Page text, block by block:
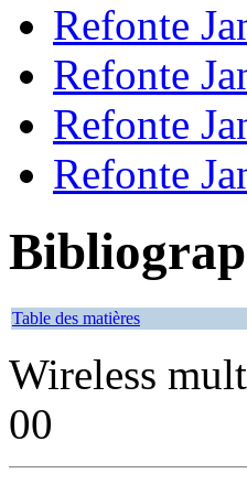
Refonte
Refonte
Refonte
Refonte
Table des matières
Wireless
00